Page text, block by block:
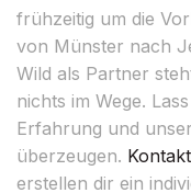
frühzeitig um die
von Münster nach
Wild als Partner
nichts im Wege.
Erfahrung und
überzeugen.
erstellen dir ein